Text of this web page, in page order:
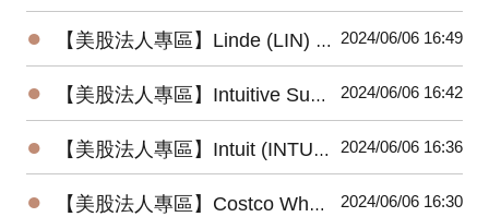
● 【美股法人專區】Linde (LIN) 2024最新法說會重點摘要(5/2發布) 2024/06/06 16:49
● 【美股法人專區】Intuitive Surgical (ISRG) 2024最新法說會重點摘要(4/18發布) 2024/06/06 16:42
● 【美股法人專區】Intuit (INTU) 2024最新法說會重點摘要(5/23發布) 2024/06/06 16:36
● 【美股法人專區】Costco Wholesale (COST) 2024最新法說會重點摘要 (5/30發布) 2024/06/06 16:30